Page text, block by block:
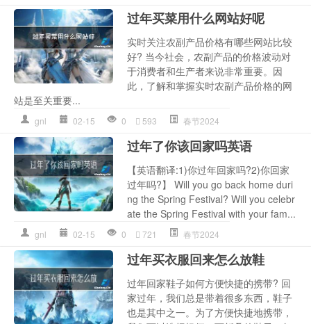
过年买菜用什么网站好呢
实时关注农副产品价格有哪些网站比较
好? 当今社会，农副产品的价格波动对
于消费者和生产者来说非常重要。因
此，了解和掌握实时农副产品价格的网
站是至关重要...
gnl 02-15 0 593 春节2024
过年了你该回家吗英语
【英语翻译:1)你过年回家吗?2)你回家
过年吗?】 Will you go back home duri
ng the Spring Festival? Will you celebr
ate the Spring Festival with your fam...
gnl 02-15 0 721 春节2024
过年买衣服回来怎么放鞋
过年回家鞋子如何方便快捷的携带? 回
家过年，我们总是带着很多东西，鞋子
也是其中之一。为了方便快捷地携带，